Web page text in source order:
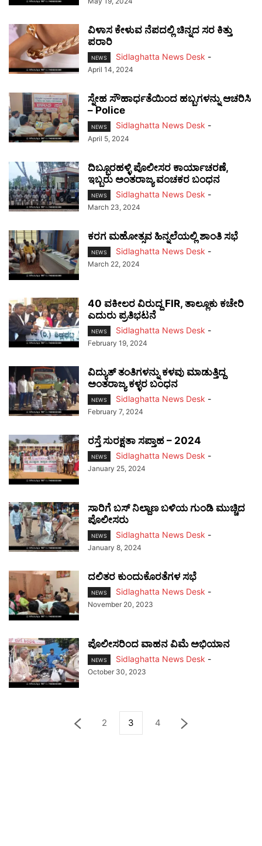
ವಿಳಾಸ ಕೇಳುವ ನೆಪದಲ್ಲಿ ಚಿನ್ನದ ಸರ ಕಿತ್ತು
ಪರಾರಿ
NEWS Sidlaghatta News Desk -
April 14, 2024
ಸ್ನೇಹ ಸೌಹಾರ್ಧತೆಯಿಂದ ಹಬ್ಬಗಳನ್ನು ಆಚರಿಸಿ
– Police
NEWS Sidlaghatta News Desk -
April 5, 2024
ದಿಬ್ಬೂರಹಳ್ಳಿ ಪೊಲೀಸರ ಕಾರ್ಯಾಚರಣೆ,
ಇಬ್ಬರು ಅಂತರಾಜ್ಯ ವಂಚಕರ ಬಂಧನ
NEWS Sidlaghatta News Desk -
March 23, 2024
ಕರಗ ಮಹೋತ್ಸವ ಹಿನ್ನಲೆಯಲ್ಲಿ ಶಾಂತಿ ಸಭೆ
NEWS Sidlaghatta News Desk -
March 22, 2024
40 ವಕೀಲರ ವಿರುದ್ದ FIR, ತಾಲ್ಲೂಕು ಕಚೇರಿ
ಎದುರು ಪ್ರತಿಭಟನೆ
NEWS Sidlaghatta News Desk -
February 19, 2024
ವಿದ್ಯುತ್ ತಂತಿಗಳನ್ನು ಕಳವು ಮಾಡುತ್ತಿದ್ದ
ಅಂತರಾಜ್ಯ ಕಳ್ಳರ ಬಂಧನ
NEWS Sidlaghatta News Desk -
February 7, 2024
ರಸ್ತೆ ಸುರಕ್ಷತಾ ಸಪ್ತಾಹ – 2024
NEWS Sidlaghatta News Desk -
January 25, 2024
ಸಾರಿಗೆ ಬಸ್ ನಿಲ್ದಾಣ ಬಳಿಯ ಗುಂಡಿ ಮುಚ್ಚಿದ
ಪೊಲೀಸರು
NEWS Sidlaghatta News Desk -
January 8, 2024
ದಲಿತರ ಕುಂದುಕೊರತೆಗಳ ಸಭೆ
NEWS Sidlaghatta News Desk -
November 20, 2023
ಪೊಲೀಸರಿಂದ ವಾಹನ ವಿಮೆ ಅಭಿಯಾನ
NEWS Sidlaghatta News Desk -
October 30, 2023
2 3 4